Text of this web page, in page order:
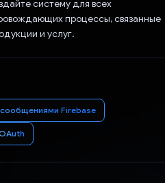
систему для всех
процессы, связанные
и услуг.
Firebase